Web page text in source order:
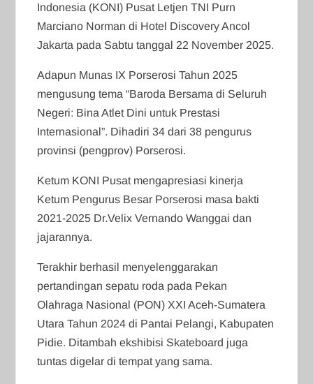
Indonesia (KONI) Pusat Letjen TNI Purn
Marciano Norman di Hotel Discovery Ancol
Jakarta pada Sabtu tanggal 22 November 2025.
Adapun Munas IX Porserosi Tahun 2025
mengusung tema “Baroda Bersama di Seluruh
Negeri: Bina Atlet Dini untuk Prestasi
Internasional”. Dihadiri 34 dari 38 pengurus
provinsi (pengprov) Porserosi.
Ketum KONI Pusat mengapresiasi kinerja
Ketum Pengurus Besar Porserosi masa bakti
2021-2025 Dr.Velix Vernando Wanggai dan
jajarannya.
Terakhir berhasil menyelenggarakan
pertandingan sepatu roda pada Pekan
Olahraga Nasional (PON) XXI Aceh-Sumatera
Utara Tahun 2024 di Pantai Pelangi, Kabupaten
Pidie. Ditambah ekshibisi Skateboard juga
tuntas digelar di tempat yang sama.